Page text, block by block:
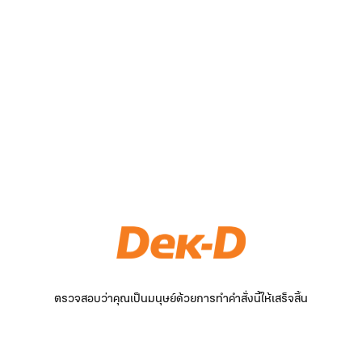
ตรวจสอบว่าคุณเป็นมนุษย์ด้วยการทำคำสั่งนี้ให้เสร็จสิ้น